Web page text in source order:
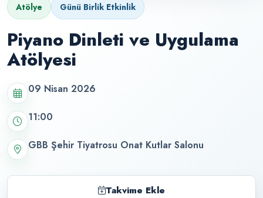
Atölye Günü Birlik Etkinlik
Piyano Dinleti ve Uygulama
Atölyesi
09 Nisan 2026
11:00
GBB Şehir Tiyatrosu Onat Kutlar Salonu
Takvime Ekle